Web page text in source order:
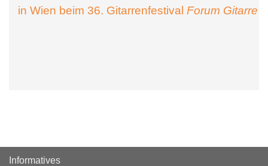
in Wien beim 36. Gitarrenfestival Forum Gitarre
Informatives